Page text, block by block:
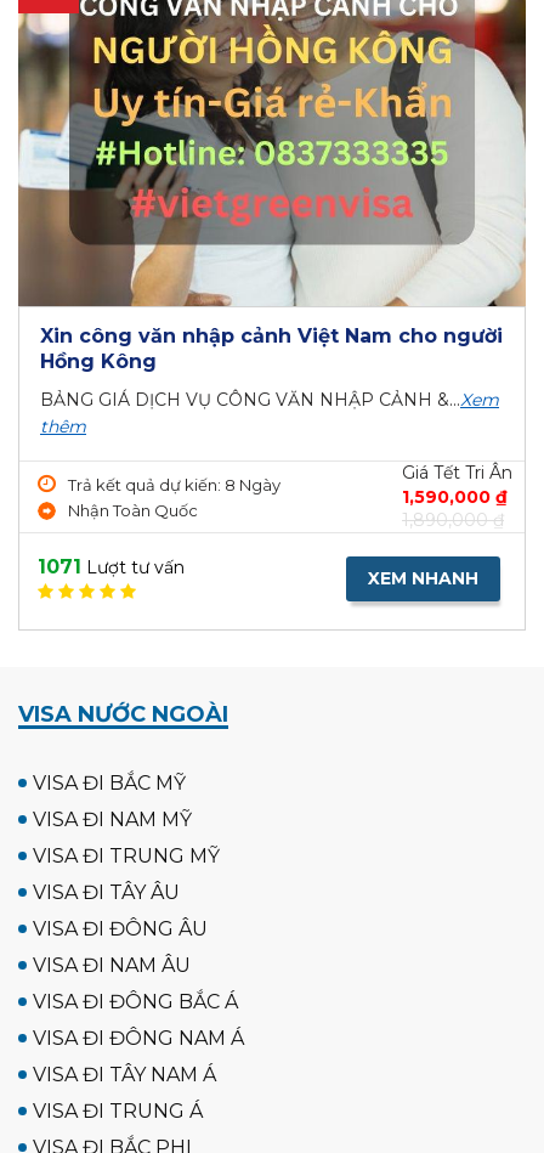
Xin công văn nhập cảnh Việt Nam cho người
Hồng Kông
BẢNG GIÁ DỊCH VỤ CÔNG VĂN NHẬP CẢNH &...Xem
thêm
Trả kết quả dự kiến: 8 Ngày
Nhận Toàn Quốc
Giá Tết Tri Ân
1,590,000 ₫
1,890,000 ₫
1071 Lượt tư vấn XEM NHANH
VISA NƯỚC NGOÀI
VISA ĐI BẮC MỸ
VISA ĐI NAM MỸ
VISA ĐI TRUNG MỸ
VISA ĐI TÂY ÂU
VISA ĐI ĐÔNG ÂU
VISA ĐI NAM ÂU
VISA ĐI ĐÔNG BẮC Á
VISA ĐI ĐÔNG NAM Á
VISA ĐI TÂY NAM Á
VISA ĐI TRUNG Á
VISA ĐI BẮC PHI